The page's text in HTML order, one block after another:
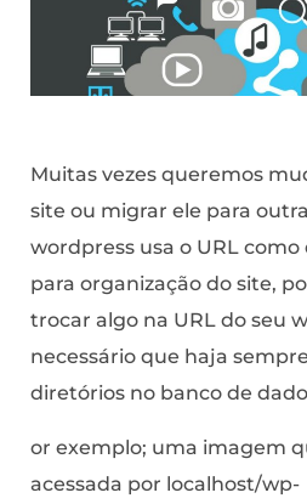
Muitas vezes queremos
site ou migrar ele para
wordpress usa o URL
para organização do site,
trocar algo na URL do seu
necessário que haja
diretórios no banco de
or exemplo; uma imagem
acessada por localhost/wp-